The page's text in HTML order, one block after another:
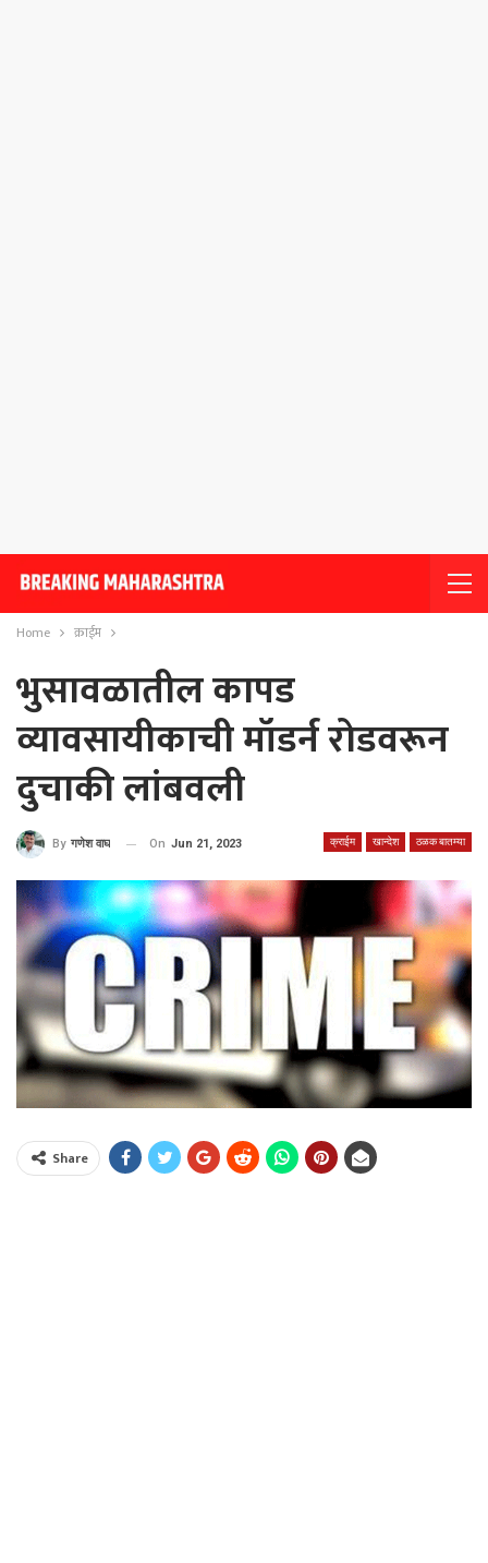
Home क्राईम
भुसावळातील कापड
व्यावसायीकाची मॉडर्न रोडवरून
दुचाकी लांबवली
क्राईम खान्देश ठळक बातम्या
By गणेश वाघ On Jun 21, 2023
Share